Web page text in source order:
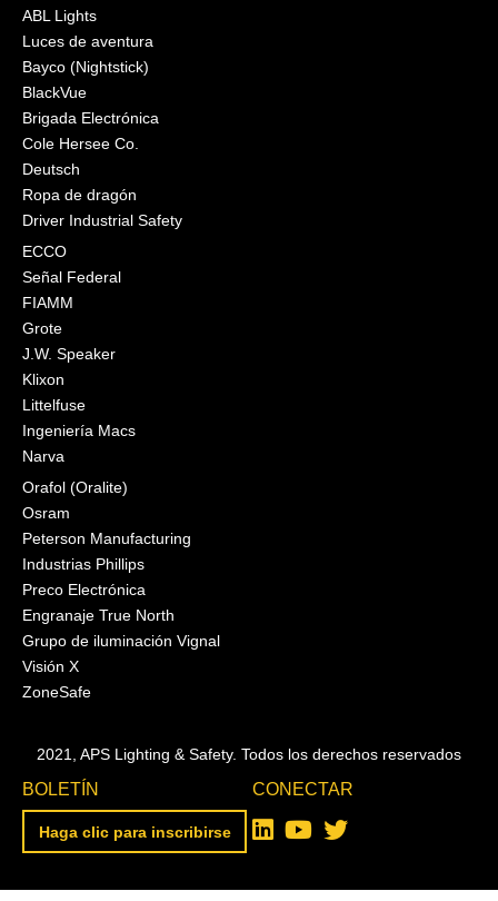
ABL Lights
Luces de aventura
Bayco (Nightstick)
BlackVue
Brigada Electrónica
Cole Hersee Co.
Deutsch
Ropa de dragón
Driver Industrial Safety
ECCO
Señal Federal
FIAMM
Grote
J.W. Speaker
Klixon
Littelfuse
Ingeniería Macs
Narva
Orafol (Oralite)
Osram
Peterson Manufacturing
Industrias Phillips
Preco Electrónica
Engranaje True North
Grupo de iluminación Vignal
Visión X
ZoneSafe
2021, APS Lighting & Safety. Todos los derechos reservados
BOLETÍN
Haga clic para inscribirse
CONECTAR